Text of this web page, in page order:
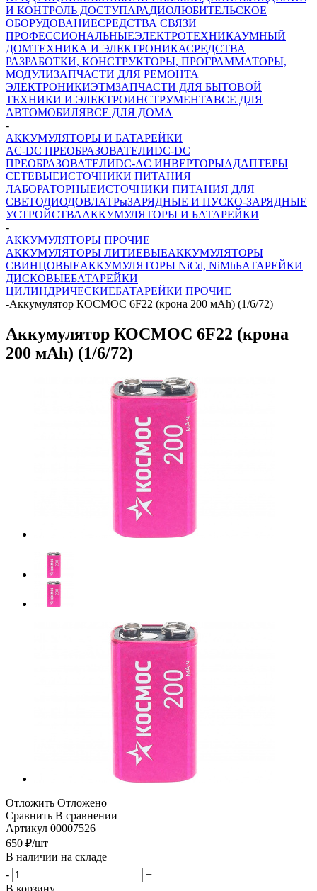
И КОНТРОЛЬ ДОСТУПАРАДИОЛЮБИТЕЛЬСКОЕ
ОБОРУДОВАНИЕСРЕДСТВА СВЯЗИ
ПРОФЕССИОНАЛЬНЫЕЭЛЕКТРОТЕХНИКАУМНЫЙ
ДОМТЕХНИКА И ЭЛЕКТРОНИКАСРЕДСТВА
РАЗРАБОТКИ, КОНСТРУКТОРЫ, ПРОГРАММАТОРЫ,
МОДУЛИЗАПЧАСТИ ДЛЯ РЕМОНТА
ЭЛЕКТРОНИКИЭТМЗАПЧАСТИ ДЛЯ БЫТОВОЙ
ТЕХНИКИ И ЭЛЕКТРОИНСТРУМЕНТАВСЕ ДЛЯ
АВТОМОБИЛЯВСЕ ДЛЯ ДОМА
-
АККУМУЛЯТОРЫ И БАТАРЕЙКИ
AC-DC ПРЕОБРАЗОВАТЕЛИDC-DC
ПРЕОБРАЗОВАТЕЛИDC-AC ИНВЕРТОРЫАДАПТЕРЫ
СЕТЕВЫЕИСТОЧНИКИ ПИТАНИЯ
ЛАБОРАТОРНЫЕИСТОЧНИКИ ПИТАНИЯ ДЛЯ
СВЕТОДИОДОВЛАТРыЗАРЯДНЫЕ И ПУСКО-ЗАРЯДНЫЕ
УСТРОЙСТВААККУМУЛЯТОРЫ И БАТАРЕЙКИ
-
АККУМУЛЯТОРЫ ПРОЧИЕ
АККУМУЛЯТОРЫ ЛИТИЕВЫЕАККУМУЛЯТОРЫ
СВИНЦОВЫЕАККУМУЛЯТОРЫ NiCd, NiMhБАТАРЕЙКИ
ДИСКОВЫЕБАТАРЕЙКИ
ЦИЛИНДРИЧЕСКИЕБАТАРЕЙКИ ПРОЧИЕ
-Аккумулятор КОСМОС 6F22 (крона 200 мAh) (1/6/72)
Аккумулятор КОСМОС 6F22 (крона
200 мAh) (1/6/72)
Отложить Отложено
Сравнить В сравнении
Артикул 00007526
650 ₽/шт
В наличии на складе
-
+
В корзину